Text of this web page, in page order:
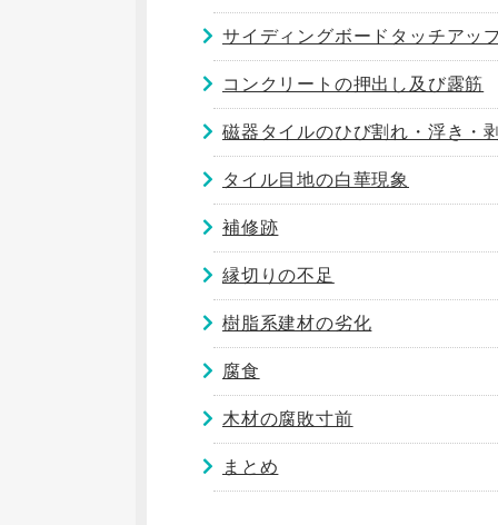
サイディングボードタッチアッ
コンクリートの押出し及び露筋
磁器タイルのひび割れ・浮き・
タイル目地の白華現象
補修跡
縁切りの不足
樹脂系建材の劣化
腐食
木材の腐敗寸前
まとめ